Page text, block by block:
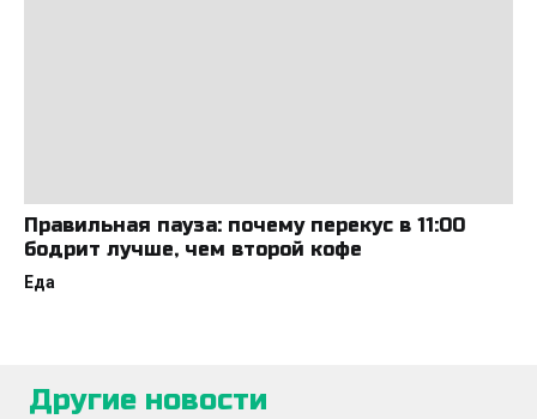
Правильная пауза: почему перекус в 11:00
бодрит лучше, чем второй кофе
Еда
Другие новости